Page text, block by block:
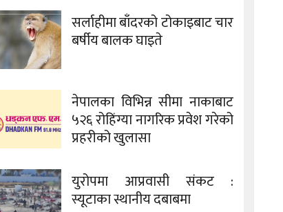
सर्लाहीमा बाँदरको टोकाइबाट चार
बर्षीय बालक घाइते
नेपालका विभिन्न सीमा नाकाबाट
५२६ रोहिंग्या नागरिक प्रवेश गरेको
प्रहरीको खुलासा
युरोपमा आप्रवासी संकट :
स्यूटाका स्थानीय दबाबमा